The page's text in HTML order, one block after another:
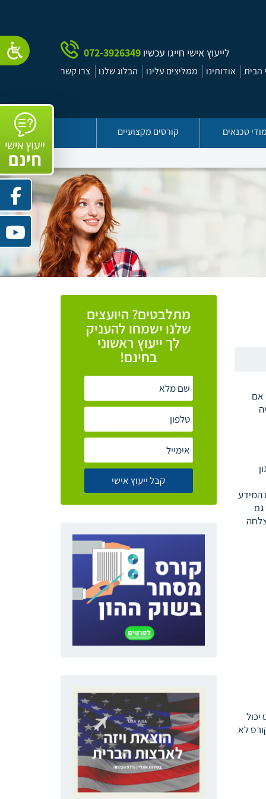
לייעוץ אישי חייגו עכשיו 072-3926349
הבית אודותינו ממליצים עלינו הבלוג שלנו צרו קשר
טכנאים קורסים מקצועיים
אם
המידע
הסטודנט יכול
לא
מתלבטים? היועצים
שלנו ישמחו להעניק
לך ייעוץ ראשוני
בחינם!